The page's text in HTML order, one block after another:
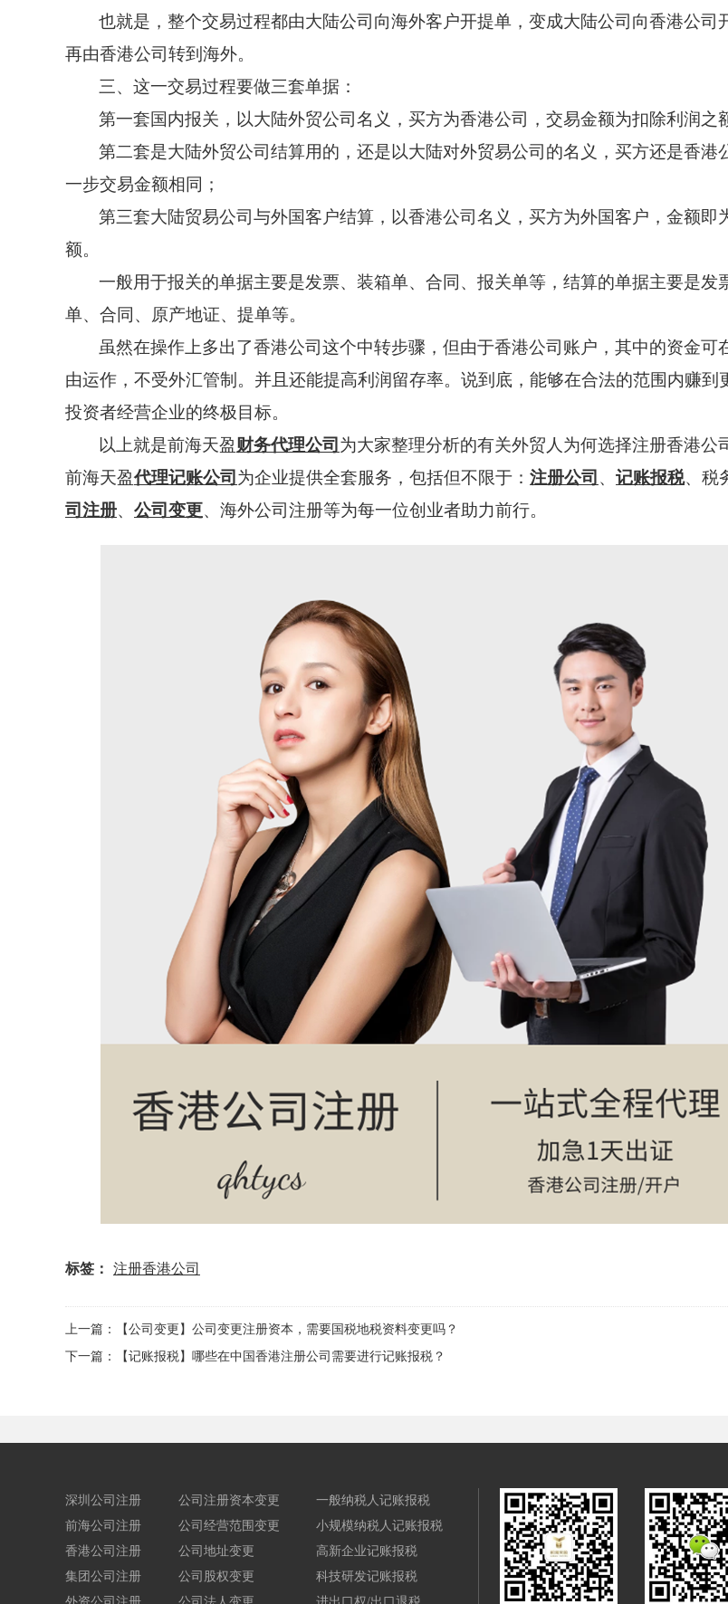
也就是，整个交易过程都由大陆公司向海外客户开提单，变成大陆公司向香港公司
再由香港公司转到海外。
三、这一交易过程要做三套单据：
第一套国内报关，以大陆外贸公司名义 ，买方为香港公司，交易金额为扣除利润之
第二套是大陆外贸公司结算用的 ，还是以大陆对外贸易公司的名义，买方还是香港
一步交易金额相同；
第三套大陆贸易公司与外国客户结算，以香港公司名义，买方为外国客户，金额即
额。
一般用于报关的单据主要是发票、装箱单、合同、报关单等，结算的单据主要是发
单、合同、原产地证、提单等。
虽然在操作上多出了香港公司这个中转步骤 ，但由于香港公司账户，其中的资金可
由运作，不受外汇管制。并且还能提高利润留存率。说到底，能够在合法的范围内赚到
投资者经营企业的终极目标。
以上就是前海天盈财务代理公司 为大家整理分析的有关外贸人为何选择注册香港公
前海天盈代理记账公司 为企业提供全套服务，包括但不限于： 注册公司 、 记账报税、税
司注册、 公司变更、海外公司注册等为每一位创业者助力前行。
标签： 注册香港公司
上一篇：【公司变更】公司变更注册资本，需要国税地税资料变更吗？
下一篇：【记账报税】哪些在中国香港注册公司需要进行记账报税？
深圳公司注册
前海公司注册
香港公司注册
集团公司注册
公司注册资本变更
公司经营范围变更
公司地址变更
公司股权变更
一般纳税人记账报税
小规模纳税人记账报税
高新企业记账报税
科技研发记账报税